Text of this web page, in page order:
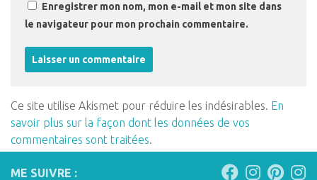
Enregistrer mon nom, mon e-mail et mon site dans
le navigateur pour mon prochain commentaire.
Ce site utilise Akismet pour réduire les indésirables. En
savoir plus sur la façon dont les données de vos
commentaires sont traitées.
ME SUIVRE :